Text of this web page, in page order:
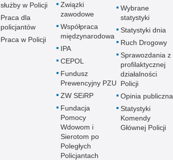
służby w Policji
Praca dla
policjantów
Praca w Policji
Związki
zawodowe
Współpraca
międzynarodowa
IPA
CEPOL
Fundusz
Prewencyjny PZU
ZW SEiRP
Fundacja
Pomocy
Wdowom i
Sierotom po
Poległych
Policjantach
Wybrane
statystyki
Statystyki dnia
Ruch Drogowy
Sprawozdania z
profilaktycznej
działalności
Policji
Opinia publiczna
Statystyki
Komendy
Głównej Policji